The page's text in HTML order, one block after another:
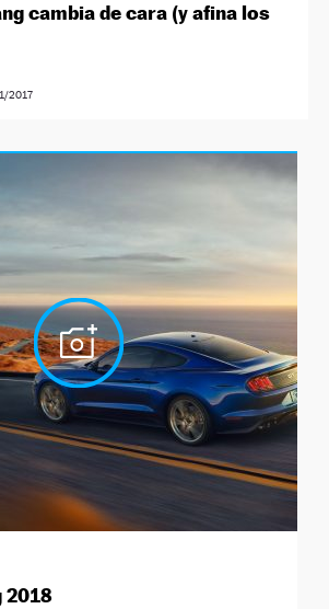
cambia de cara (y afina los
2017
2018